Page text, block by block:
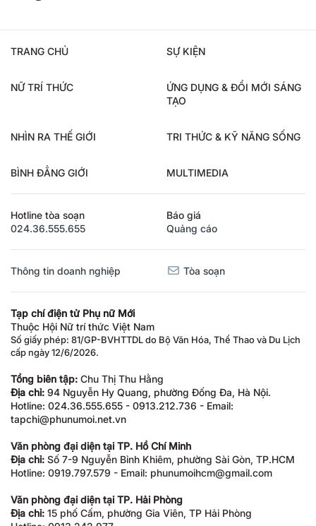
TRANG CHỦ SỰ KIỆN
NỮ TRÍ THỨC
ỨNG DỤNG & ĐỔI MỚI SÁNG
TẠO
NHÌN RA THẾ GIỚI TRI THỨC & KỸ NĂNG SỐNG
BÌNH ĐẲNG GIỚI MULTIMEDIA
Hotline tòa soạn
024.36.555.655
Báo giá
Quảng cáo
Thông tin doanh nghiệp Tòa soạn
Tạp chí điện tử Phụ nữ Mới
Thuộc Hội Nữ trí thức Việt Nam
Số giấy phép: 81/GP-BVHTTDL do Bộ Văn Hóa, Thể Thao và Du Lịch
cấp ngày 12/6/2026.
Tổng biên tập: Chu Thị Thu Hằng
Địa chỉ: 94 Nguyễn Hy Quang, phường Đống Đa, Hà Nội.
Hotline: 024.36.555.655 - 0913.212.736 - Email:
tapchi@phunumoi.net.vn
Văn phòng đại diện tại TP. Hồ Chí Minh
Địa chỉ: Số 7-9 Nguyễn Bỉnh Khiêm, phường Sài Gòn, TP.HCM
Hotline: 0919.797.579 - Email: phunumoihcm@gmail.com
Văn phòng đại diện tại TP. Hải Phòng
Địa chỉ: 15 phố Cấm, phường Gia Viên, TP Hải Phòng